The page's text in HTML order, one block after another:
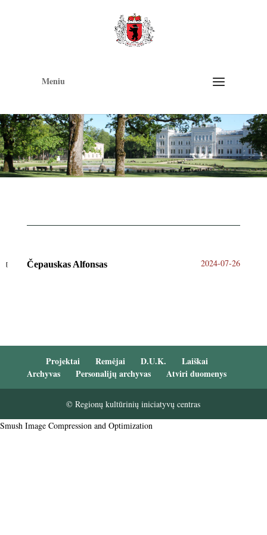
Meniu
Čepauskas Alfonsas 2024-07-26
Projektai Remėjai D.U.K.
Laiškai
Archyvas
Personalijų archyvas Atviri duomenys
© Regionų kultūrinių iniciatyvų centras
Smush Image Compression and Optimization